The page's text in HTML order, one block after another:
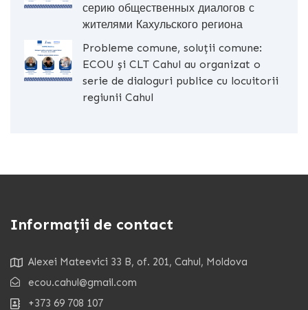
серию общественных диалогов с
жителями Кахульского региона
Probleme comune, soluții comune:
ECOU și CLT Cahul au organizat o
serie de dialoguri publice cu locuitorii
regiunii Cahul
Informații de contact
Alexei Mateevici 33 B, of. 201, Cahul, Moldova
ecou.cahul@gmail.com
+373 69 708 107